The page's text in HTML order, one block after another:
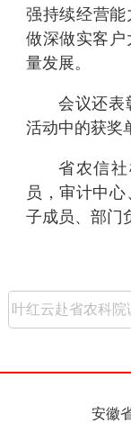
强持续经营
做深做实客
量发展。
会议还表
活动中的获奖
省农信
员，审计中
子成员、部门
叶红云赴省农科院
安徽